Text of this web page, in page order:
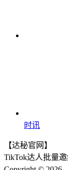
时讯
【达秘官网】
TikTok达人批量